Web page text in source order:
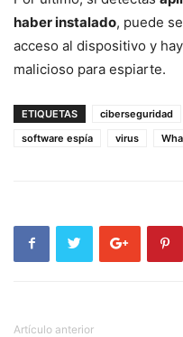
haber instalado, puede
acceso al dispositivo y
malicioso para espiarte.
ETIQUETAS ciberseguridad
software espía
virus
Artículo anterior